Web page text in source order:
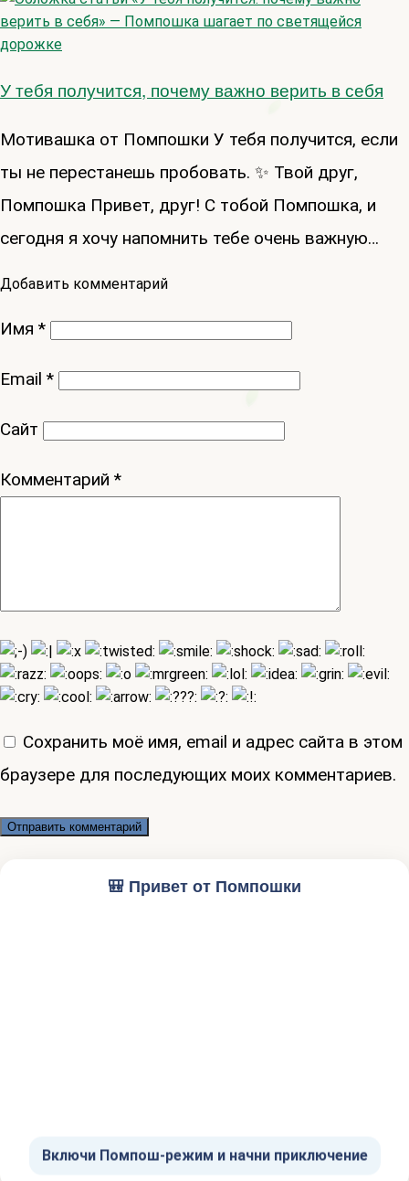
У тебя получится, почему важно верить в себя
Мотивашка от Помпошки У тебя получится, если
ты не перестанешь пробовать. ✨ Твой друг,
Помпошка Привет, друг! С тобой Помпошка, и
сегодня я хочу напомнить тебе очень важную…
Добавить комментарий
Имя *
Email *
Сайт
Комментарий *
Сохранить моё имя, email и адрес сайта в этом
браузере для последующих моих комментариев.
🎒 Привет от Помпошки
Включи Помпош-режим и начни приключение